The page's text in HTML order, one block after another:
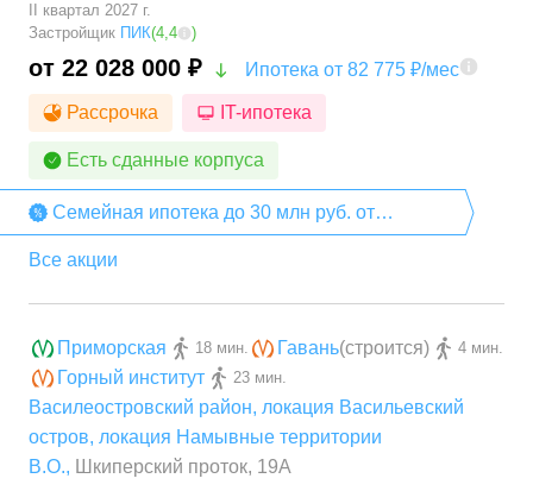
II квартал 2027 г.
Застройщик ПИК(4,4 )
от 22 028 000 ₽ Ипотека от 82 775 ₽/мес
Рассрочка IT-ипотека
Есть сданные корпуса
Семейная ипотека до 30 млн руб. от
компании «ПИК»
Все акции
Приморская 18 мин. Гавань(строится) 4 мин.
Горный институт 23 мин.
Василеостровский район, локация Васильевский
остров, локация Намывные территории
В.О., Шкиперский проток, 19А